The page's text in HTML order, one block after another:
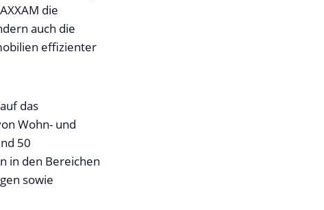
die
auch die
effizienter
das
Wohn- und
50
in den Bereichen
sowie